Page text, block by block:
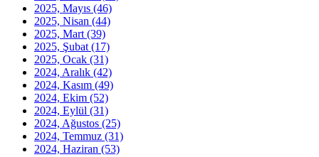
2025, Mayıs (46)
2025, Nisan (44)
2025, Mart (39)
2025, Şubat (17)
2025, Ocak (31)
2024, Aralık (42)
2024, Kasım (49)
2024, Ekim (52)
2024, Eylül (31)
2024, Ağustos (25)
2024, Temmuz (31)
2024, Haziran (53)